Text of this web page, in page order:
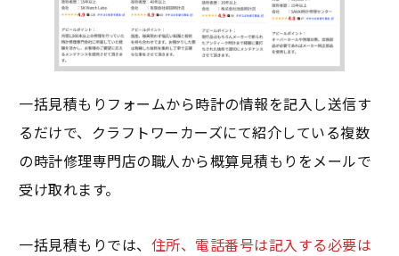
一括見積もりフォームから時計の情報を記入し送信す
るだけで、クラフトワーカーズにて紹介している複数
の時計修理専門店の職人から概算見積もりをメールで
受け取れます。
一括見積もりでは、 住所、電話番号は記入する必要は